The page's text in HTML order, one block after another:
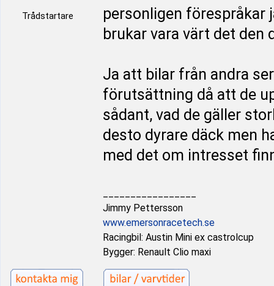
Trådstartare
personligen förespråkar
brukar vara värt det den
Ja att bilar från andra
förutsättning då att de
sådant, vad de gäller
desto dyrare däck men
med det om intresset
Jimmy Pettersson
www.emersonracetech.se
Racingbil: Austin Mini ex castrolcup
Bygger: Renault Clio maxi